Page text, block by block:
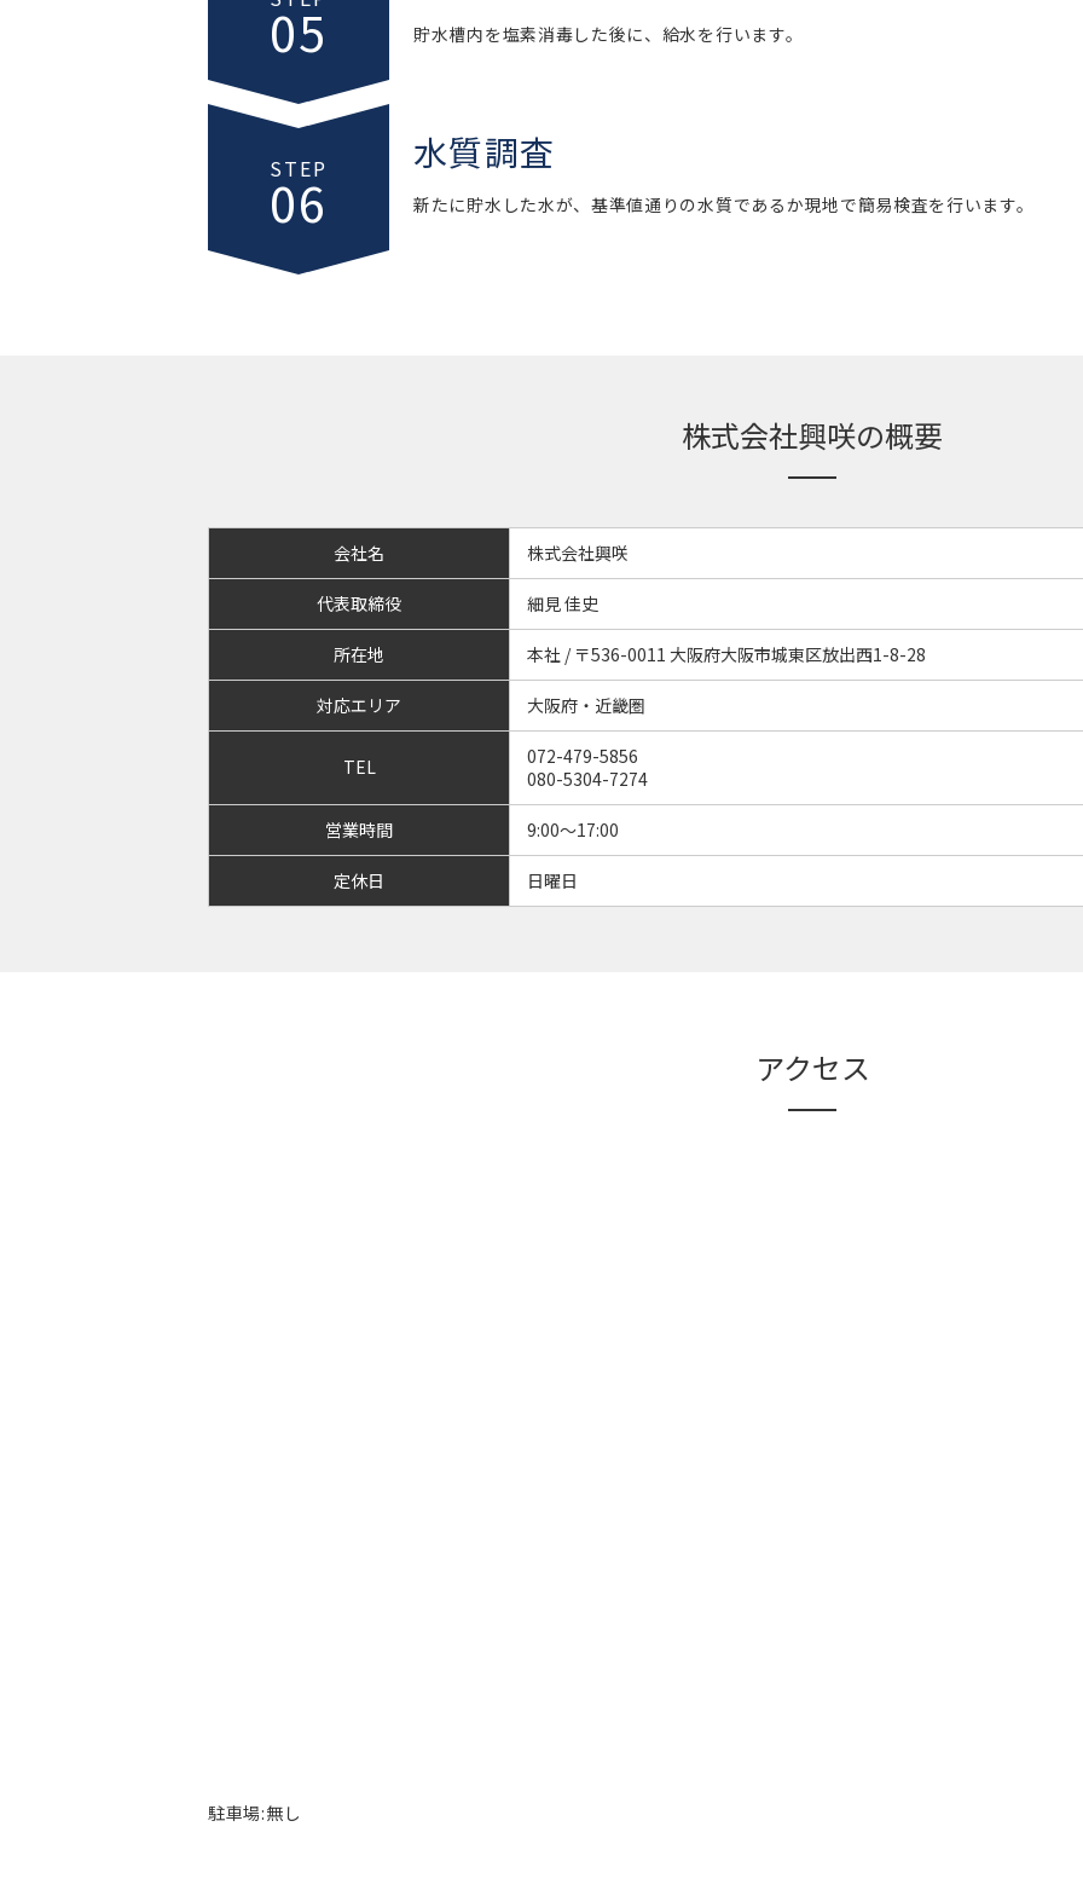
05 貯水槽内を塩素消毒した後に、給水を行います。
STEP
06
水質調査
新たに貯水した水が、基準値通りの水質であるか現地で簡易検査を行います。
株式会社興咲の概要
会社名 株式会社興咲
代表取締役 細見 佳史
所在地 本社 / 〒536-0011 大阪府大阪市城東区放出西1-8-28
対応エリア 大阪府・近畿圏
TEL
072-479-5856
080-5304-7274
営業時間 9:00～17:00
定休日 日曜日
アクセス
駐車場:無し